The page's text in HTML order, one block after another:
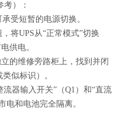
）：
受短暂的电源切换。
将UPS从“正常模式”切换
供电。‌
的维修旁路柜上，找到并闭
似标识）。‌
流器输入开关”（Q1）和“直流
电和电池完全隔离。‌